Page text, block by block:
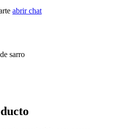
abrir chat
sarro